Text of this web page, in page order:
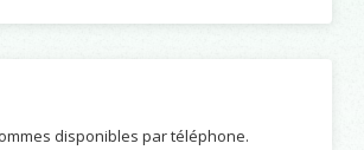
disponibles par téléphone.